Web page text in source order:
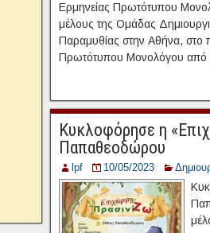
Ερμηνείας Πρωτότυπου
μέλους της Ομάδας
Παραμυθίας στην Αθήνα, στο
Πρωτότυπου Μονολόγου
Κυκλοφόρησε η
Παπαθεοδώρου
lpf 10/05/2023